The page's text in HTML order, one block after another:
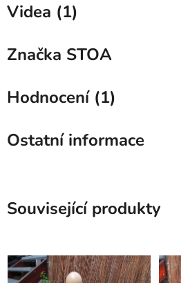
Videa (1)
Značka STOA
Hodnocení (1)
Ostatní informace
Související produkty